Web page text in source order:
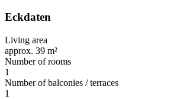
Eckdaten
Living area
approx. 39 m²
Number of rooms
1
Number of balconies / terraces
1